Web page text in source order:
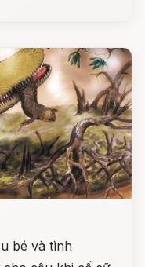
bé và tình